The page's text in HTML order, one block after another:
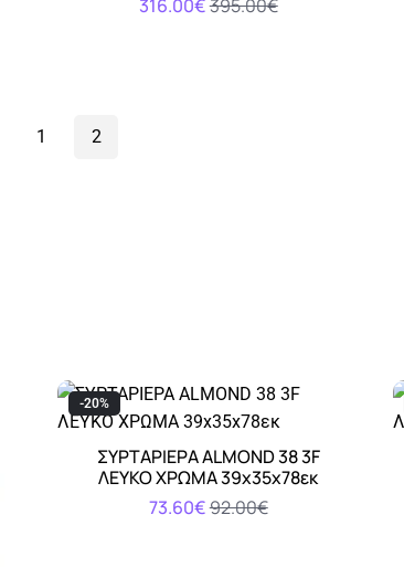
316.00€395.00€
1 2
Αγορά
ΣΥΡΤΑΡΙΕΡΑ ALMOND 38 3F
ΛΕΥΚΟ ΧΡΩΜΑ 39x35x78εκ
73.60€92.00€
-20%